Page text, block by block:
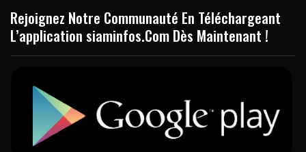
Rejoignez Notre Communauté En Téléchargeant
L’application siaminfos.Com Dès Maintenant !